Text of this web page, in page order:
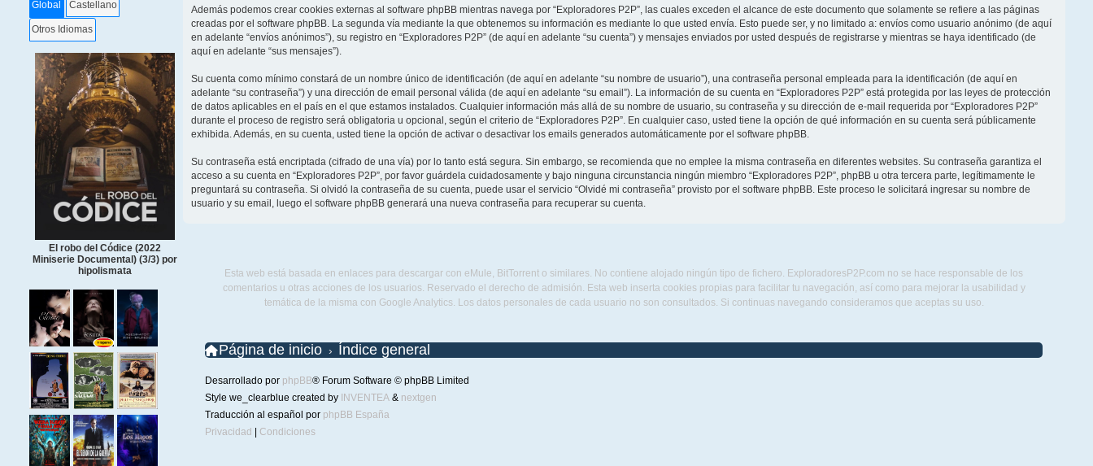
Global Castellano
Otros Idiomas
El robo del Códice (2022
Miniserie Documental) (3/3) por
hipolismata
Además podemos crear cookies externas al software phpBB mientras navega por “Exploradores P2P”, las cuales exceden el alcance de este documento que solamente se refiere a las páginas
creadas por el software phpBB. La segunda vía mediante la que obtenemos su información es mediante lo que usted envía. Esto puede ser, y no limitado a: envíos como usuario anónimo (de aquí
en adelante “envíos anónimos”), su registro en “Exploradores P2P” (de aquí en adelante “su cuenta”) y mensajes enviados por usted después de registrarse y mientras se haya identificado (de
aquí en adelante “sus mensajes”).
Su cuenta como mínimo constará de un nombre único de identificación (de aquí en adelante “su nombre de usuario”), una contraseña personal empleada para la identificación (de aquí en
adelante “su contraseña”) y una dirección de email personal válida (de aquí en adelante “su email”). La información de su cuenta en “Exploradores P2P” está protegida por las leyes de protección
de datos aplicables en el país en el que estamos instalados. Cualquier información más allá de su nombre de usuario, su contraseña y su dirección de e-mail requerida por “Exploradores P2P”
durante el proceso de registro será obligatoria u opcional, según el criterio de “Exploradores P2P”. En cualquier caso, usted tiene la opción de qué información en su cuenta será públicamente
exhibida. Además, en su cuenta, usted tiene la opción de activar o desactivar los emails generados automáticamente por el software phpBB.
Su contraseña está encriptada (cifrado de una vía) por lo tanto está segura. Sin embargo, se recomienda que no emplee la misma contraseña en diferentes websites. Su contraseña garantiza el
acceso a su cuenta en “Exploradores P2P”, por favor guárdela cuidadosamente y bajo ninguna circunstancia ningún miembro “Exploradores P2P”, phpBB u otra tercera parte, legítimamente le
preguntará su contraseña. Si olvidó la contraseña de su cuenta, puede usar el servicio “Olvidé mi contraseña” provisto por el software phpBB. Este proceso le solicitará ingresar su nombre de
usuario y su email, luego el software phpBB generará una nueva contraseña para recuperar su cuenta.
Esta web está basada en enlaces para descargar con eMule, BitTorrent o similares. No contiene alojado ningún tipo de fichero. ExploradoresP2P.com no se hace responsable de los
comentarios u otras acciones de los usuarios. Reservado el derecho de admisión. Esta web inserta cookies propias para facilitar tu navegación, así como para mejorar la usabilidad y
temática de la misma con Google Analytics. Los datos personales de cada usuario no son consultados. Si continuas navegando consideramos que aceptas su uso.
Página de inicio Índice general
Desarrollado por phpBB® Forum Software © phpBB Limited
Style we_clearblue created by INVENTEA& nextgen
Traducción al español por phpBB España
Privacidad
Condiciones